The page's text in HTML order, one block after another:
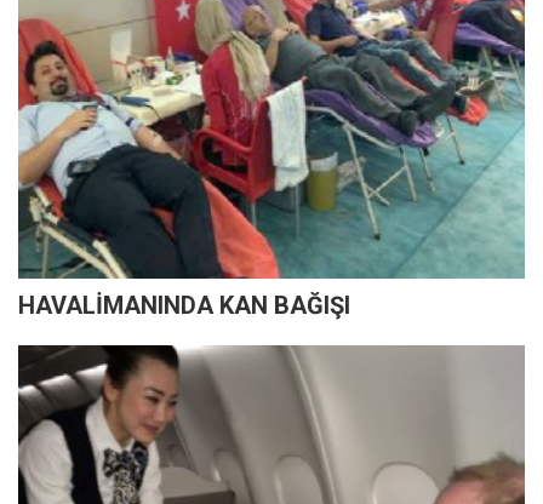
HAVALİMANINDA KAN BAĞIŞI